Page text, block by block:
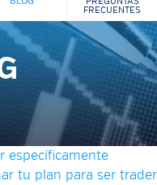
FRECUENTES
específicamente
tu plan para ser trader